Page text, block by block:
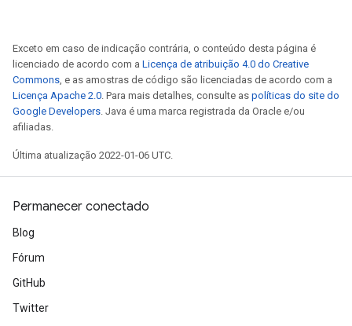
Exceto em caso de indicação contrária, o conteúdo desta página é
licenciado de acordo com a Licença de atribuição 4.0 do Creative
Commons , e as amostras de código são licenciadas de acordo com a
Licença Apache 2.0 . Para mais detalhes, consulte as políticas do site do
Google Developers . Java é uma marca registrada da Oracle e/ou
afiliadas.
Última atualização 2022-01-06 UTC.
Permanecer conectado
Blog
Fórum
GitHub
Twitter